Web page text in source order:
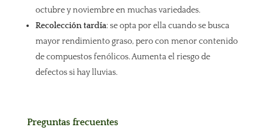
octubre y noviembre en muchas variedades.
Recolección tardía: se opta por ella cuando se busca
mayor rendimiento graso, pero con menor contenido
de compuestos fenólicos. Aumenta el riesgo de
defectos si hay lluvias.
Preguntas frecuentes